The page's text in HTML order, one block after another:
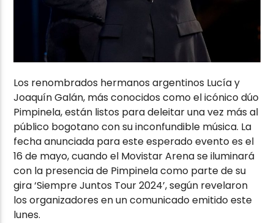
Los renombrados hermanos argentinos Lucía y
Joaquín Galán, más conocidos como el icónico dúo
Pimpinela, están listos para deleitar una vez más al
público bogotano con su inconfundible música. La
fecha anunciada para este esperado evento es el
16 de mayo, cuando el Movistar Arena se iluminará
con la presencia de Pimpinela como parte de su
gira ‘Siempre Juntos Tour 2024’, según revelaron
los organizadores en un comunicado emitido este
lunes.